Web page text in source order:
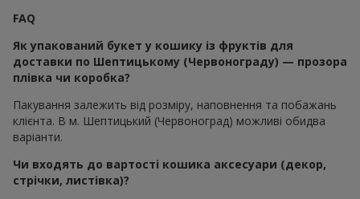
FAQ
Як упакований букет у кошику із фруктів для
доставки по Шептицькому (Червонограду) — прозора
плівка чи коробка?
Пакування залежить від розміру, наповнення та побажань
клієнта. В м. Шептицький (Червоноград) можливі обидва
варіанти.
Чи входять до вартості кошика аксесуари (декор,
стрічки, листівка)?